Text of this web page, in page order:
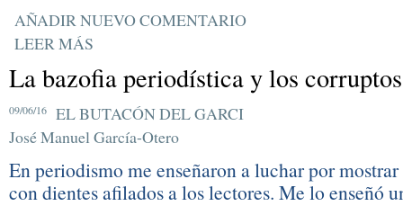
AÑADIR NUEVO COMENTARIO
LEER MÁS
La bazofia periodística y los corruptos
09/06/16
EL BUTACÓN DEL GARCI
José Manuel García-Otero
En periodismo me enseñaron a luchar por
con dientes afilados a los lectores. Me lo enseñó